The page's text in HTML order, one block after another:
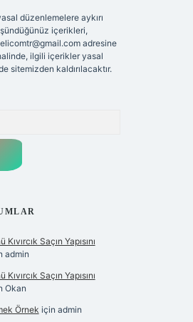
düzenlemelere aykırı
içerikleri,
adresine
ilgili içerikler yasal
sitemizden kaldırılacaktır.
Saçın Yapısını
admin
Saçın Yapısını
Okan
Örnek için admin